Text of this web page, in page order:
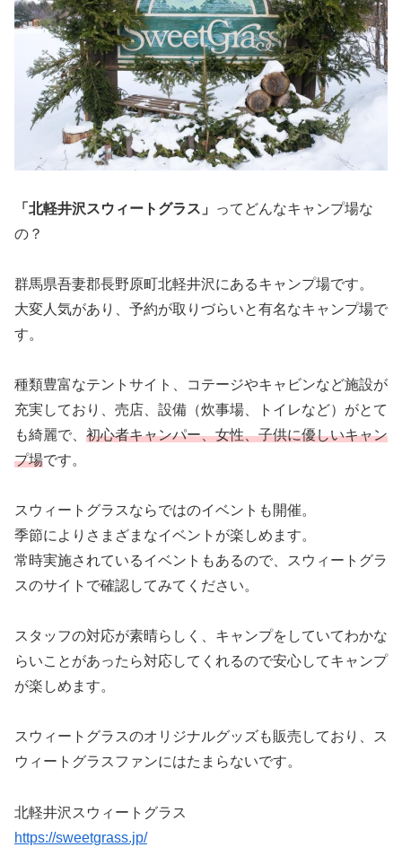
「北軽井沢スウィートグラス」
ってどんなキャンプ場な
の？
群馬県吾妻郡長野原町北軽井沢にあるキャンプ場です。
大変人気があり、予約が取りづらいと有名なキャンプ場で
す。
種類豊富なテントサイト、コテージやキャビンなど施設が
充実しており、売店、設備（炊事場、トイレなど）がとて
も綺麗で、 初心者キャンパー、女性、子供に優しいキャン
プ場です。
スウィートグラスならではのイベントも開催。
季節によりさまざまなイベントが楽しめます。
常時実施されているイベントもあるので、スウィートグラ
スのサイトで確認してみてください。
スタッフの対応が素晴らしく、キャンプをしていてわかな
らいことがあったら対応してくれるので安心してキャンプ
が楽しめます。
スウィートグラスのオリジナルグッズも販売しており、ス
ウィートグラスファンにはたまらないです。
北軽井沢スウィートグラス
https://sweetgrass.jp/